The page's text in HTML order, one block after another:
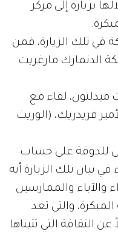
بزيارة إلى مركز
في تلك الزيارة، فمن
الدنمارك مارغريت
لقاء مع
فريدريك، (الوريث
للدوقة على حساب
بيان تلك الزيارة أنه
والآباء والممارسين
والتي تعد
الثقافة التي تتبناها